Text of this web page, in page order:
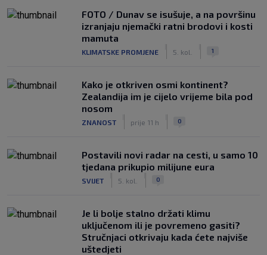
FOTO / Dunav se isušuje, a na površinu
izranjaju njemački ratni brodovi i kosti
mamuta
KLIMATSKE PROMJENE 5. kol. 1
Kako je otkriven osmi kontinent?
Zealandija im je cijelo vrijeme bila pod
nosom
ZNANOST prije 11 h 0
Postavili novi radar na cesti, u samo 10
tjedana prikupio milijune eura
SVIJET 5. kol. 0
Je li bolje stalno držati klimu
uključenom ili je povremeno gasiti?
Stručnjaci otkrivaju kada ćete najviše
uštedjeti